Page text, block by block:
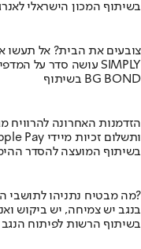
בשיתוף המכון הישראלי
צובעים את הבית? אל תעשו
מומחה BG BOND עושה סדר על המדפים ומציג את מותג הצבע SIMPLY
בשיתוף BG BOND
הזדמנות האחרונה להרוויח
יחסי הימור משופרים, הפקדות ב-Apple Pay ותשלום זכיות מיידי
בשיתוף המועצה להסדר
מה מבטיח נתניהו לתושבי הנגב?
בנגב יש צמיחה, יש ביקוש
בשיתוף הרשות לפיתוח הנגב